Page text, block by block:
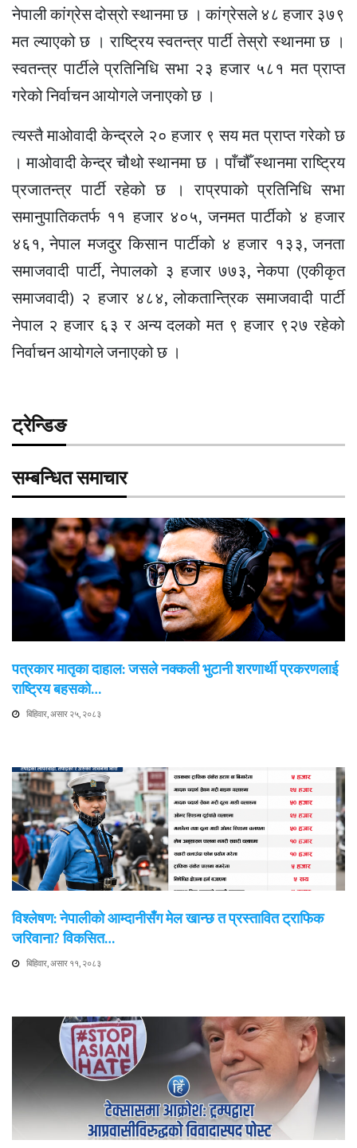
नेपाली कांग्रेस दोस्रो स्थानमा छ । कांग्रेसले ४८ हजार ३७९
मत ल्याएको छ । राष्ट्रिय स्वतन्त्र पार्टी तेस्रो स्थानमा छ ।
स्वतन्त्र पार्टीले प्रतिनिधि सभा २३ हजार ५८१ मत प्राप्त
गरेको निर्वाचन आयोगले जनाएको छ ।
त्यस्तै माओवादी केन्द्रले २० हजार ९ सय मत प्राप्त गरेको छ
। माओवादी केन्द्र चौथो स्थानमा छ । पाँचौँ स्थानमा राष्ट्रिय
प्रजातन्त्र पार्टी रहेको छ । राप्रपाको प्रतिनिधि सभा
समानुपातिकतर्फ ११ हजार ४०५, जनमत पार्टीको ४ हजार
४६१, नेपाल मजदुर किसान पार्टीको ४ हजार १३३, जनता
समाजवादी पार्टी, नेपालको ३ हजार ७७३, नेकपा (एकीकृत
समाजवादी) २ हजार ४८४, लोकतान्त्रिक समाजवादी पार्टी
नेपाल २ हजार ६३ र अन्य दलको मत ९ हजार ९२७ रहेको
निर्वाचन आयोगले जनाएको छ ।
ट्रेन्डिङ
सम्बन्धित समाचार
पत्रकार मातृका दाहाल: जसले नक्कली भुटानी शरणार्थी प्रकरणलाई
राष्ट्रिय बहसको…
बिहिवार, असार २५, २०८३
विश्लेषण: नेपालीको आम्दानीसँग मेल खान्छ त प्रस्तावित ट्राफिक
जरिवाना? विकसित…
बिहिवार, असार ११, २०८३